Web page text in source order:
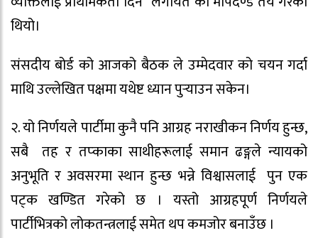
थियो।
संसदीय बोर्ड को आजको बैठक ले उम्मेदवार को चयन गर्दा
माथि उल्लेखित पक्षमा यथेष्ट ध्यान पुर्‍याउन सकेन।
२. यो निर्णयले पार्टीमा कुनै पनि आग्रह नराखीकन निर्णय हुन्छ,
सबै तह र तप्काका साथीहरूलाई समान ढङ्गले न्यायको
अनुभूति र अवसरमा स्थान हुन्छ भन्ने विश्वासलाई पुन एक
पट्क खण्डित गरेको छ । यस्तो आग्रहपूर्ण निर्णयले
पार्टीभित्रको लोकतन्त्रलाई समेत थप कमजोर बनाउँछ ।